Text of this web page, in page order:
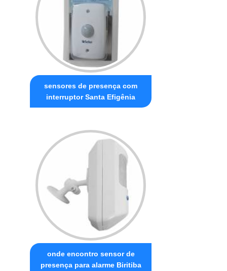
sensores de presença com
interruptor Santa Efigênia
onde encontro sensor de
presença para alarme Biritiba